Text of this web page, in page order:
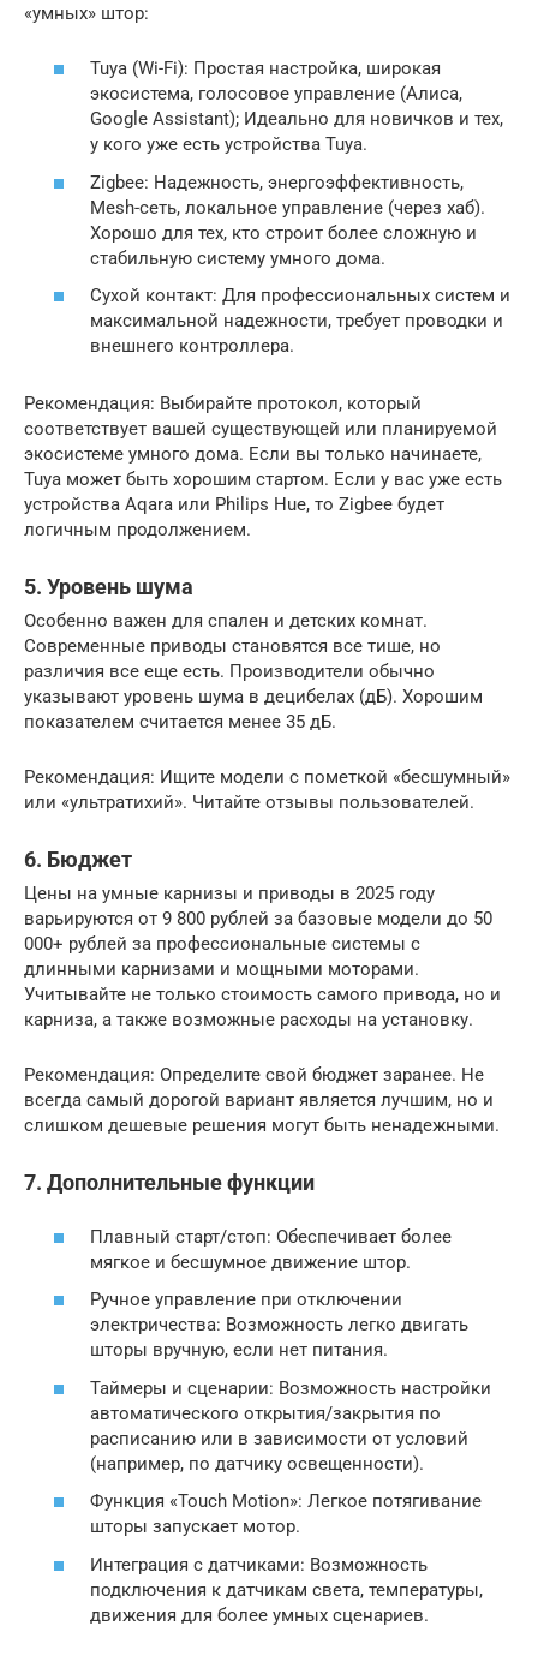
«умных» штор:
Tuya (Wi-Fi): Простая настройка, широкая
экосистема, голосовое управление (Алиса,
Google Assistant); Идеально для новичков и тех,
у кого уже есть устройства Tuya.
Zigbee: Надежность, энергоэффективность,
Mesh-сеть, локальное управление (через хаб).
Хорошо для тех, кто строит более сложную и
стабильную систему умного дома.
Сухой контакт: Для профессиональных систем и
максимальной надежности, требует проводки и
внешнего контроллера.
Рекомендация: Выбирайте протокол, который
соответствует вашей существующей или планируемой
экосистеме умного дома. Если вы только начинаете,
Tuya может быть хорошим стартом. Если у вас уже есть
устройства Aqara или Philips Hue, то Zigbee будет
логичным продолжением.
5. Уровень шума
Особенно важен для спален и детских комнат.
Современные приводы становятся все тише, но
различия все еще есть. Производители обычно
указывают уровень шума в децибелах (дБ). Хорошим
показателем считается менее 35 дБ.
Рекомендация: Ищите модели с пометкой «бесшумный»
или «ультратихий». Читайте отзывы пользователей.
6. Бюджет
Цены на умные карнизы и приводы в 2025 году
варьируются от 9 800 рублей за базовые модели до 50
000+ рублей за профессиональные системы с
длинными карнизами и мощными моторами.
Учитывайте не только стоимость самого привода, но и
карниза, а также возможные расходы на установку.
Рекомендация: Определите свой бюджет заранее. Не
всегда самый дорогой вариант является лучшим, но и
слишком дешевые решения могут быть ненадежными.
7. Дополнительные функции
Плавный старт/стоп: Обеспечивает более
мягкое и бесшумное движение штор.
Ручное управление при отключении
электричества: Возможность легко двигать
шторы вручную, если нет питания.
Таймеры и сценарии: Возможность настройки
автоматического открытия/закрытия по
расписанию или в зависимости от условий
(например, по датчику освещенности).
Функция «Touch Motion»: Легкое потягивание
шторы запускает мотор.
Интеграция с датчиками: Возможность
подключения к датчикам света, температуры,
движения для более умных сценариев.